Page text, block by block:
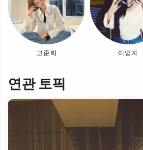
고준희 이영지
연관 토픽